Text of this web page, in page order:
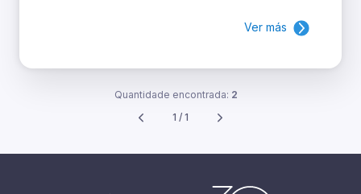
Ver más
Quantidade encontrada: 2
1 / 1